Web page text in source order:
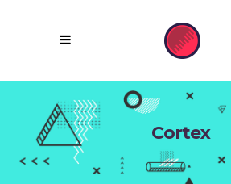
Cortex